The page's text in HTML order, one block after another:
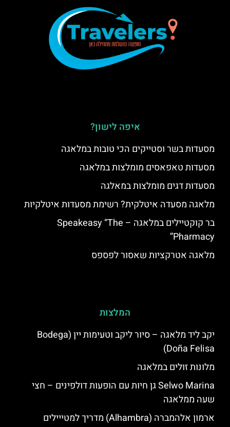
איפה לישון?
מסעדות בשר וסטייקים הכי טובות במלאגה
מסעדות טאפאסים מומלצות במלאגה
מסעדות דגים מומלצות במאלגה
מלאגה מסעדה איטלקית? רשימת מסעדות איטלקיות
בר קוקטיילים במלאגה – Speakeasy “The
Pharmacy”
מלאגה אטרקציות שאסור לפספס
המלצות
יקב ליד מלאגה – סיור ליקב וטעימות יין (Bodega
Doña Felisa)
מלונות זולים במלאגה
Selwo Marina גן חיות עם הופעות דולפינים – חצי
שעה ממלאגה
ארמון אלהמברה (Alhambra) מדריך למטייילים